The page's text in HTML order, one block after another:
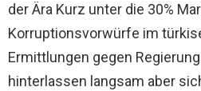
der Ära Kurz unter die 30%
Korruptionsvorwürfe im
Ermittlungen gegen
hinterlassen langsam aber